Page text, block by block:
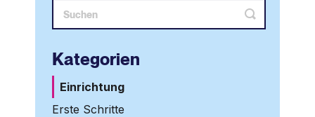
Kategorien
Einrichtung
Erste Schritte